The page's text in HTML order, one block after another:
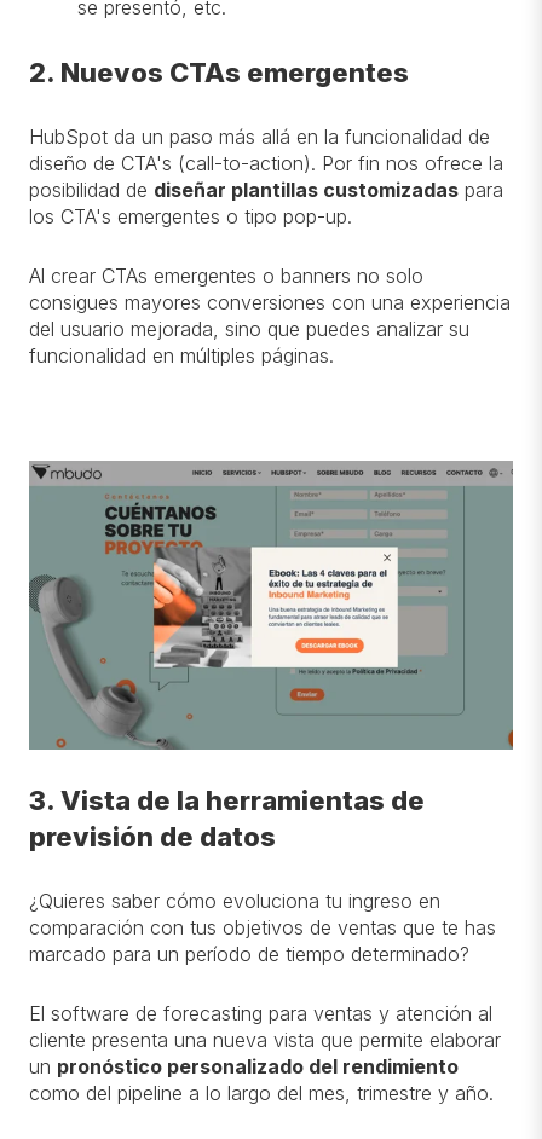
se presentó, etc.
2. Nuevos CTAs emergentes
HubSpot da un paso más allá en la funcionalidad de
diseño de CTA's (call-to-action). Por fin nos ofrece la
posibilidad de diseñar plantillas customizadas para
los CTA's emergentes o tipo pop-up.
Al crear CTAs emergentes o banners no solo
consigues mayores conversiones con una experiencia
del usuario mejorada, sino que puedes analizar su
funcionalidad en múltiples páginas.
3. Vista de la herramientas de
previsión de datos
¿Quieres saber cómo evoluciona tu ingreso en
comparación con tus objetivos de ventas que te has
marcado para un período de tiempo determinado?
El software de forecasting para ventas y atención al
cliente presenta una nueva vista que permite elaborar
un pronóstico personalizado del rendimiento
como del pipeline a lo largo del mes, trimestre y año.